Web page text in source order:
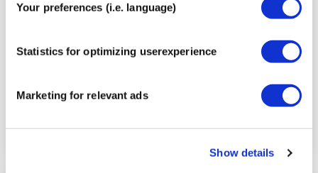
Your preferences (i.e. language)
Statistics for optimizing userexperience
Marketing for relevant ads
Show details